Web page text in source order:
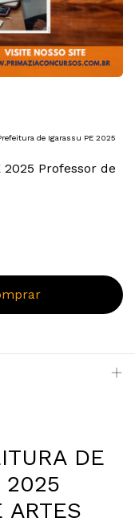
de Igarassu PE 2025
Professor de
DE
2025
ARTES